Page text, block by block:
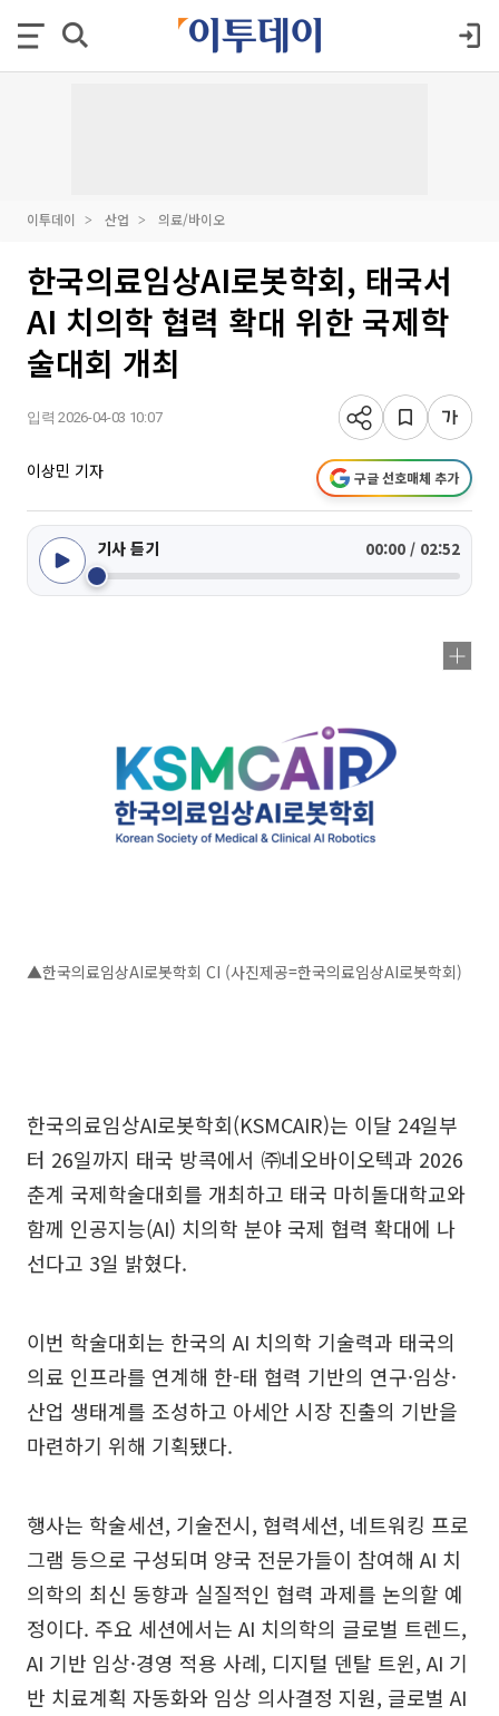
이투데이 산업 의료/바이오
한국의료임상AI로봇학회, 태국서
AI 치의학 협력 확대 위한 국제학
술대회 개최
입력 2026-04-03 10:07
이상민 기자 구글 선호매체 추가
기사 듣기 00:00 / 02:52
▲한국의료임상AI로봇학회 CI (사진제공=한국의료임상AI로봇학회)
한국의료임상AI로봇학회(KSMCAIR)는 이달 24일부
터 26일까지 태국 방콕에서 ㈜네오바이오텍과 2026
춘계 국제학술대회를 개최하고 태국 마히돌대학교와
함께 인공지능(AI) 치의학 분야 국제 협력 확대에 나
선다고 3일 밝혔다.
이번 학술대회는 한국의 AI 치의학 기술력과 태국의
의료 인프라를 연계해 한-태 협력 기반의 연구·임상·
산업 생태계를 조성하고 아세안 시장 진출의 기반을
마련하기 위해 기획됐다.
행사는 학술세션, 기술전시, 협력세션, 네트워킹 프로
그램 등으로 구성되며 양국 전문가들이 참여해 AI 치
의학의 최신 동향과 실질적인 협력 과제를 논의할 예
정이다. 주요 세션에서는 AI 치의학의 글로벌 트렌드,
AI 기반 임상·경영 적용 사례, 디지털 덴탈 트윈, AI 기
반 치료계획 자동화와 임상 의사결정 지원, 글로벌 AI